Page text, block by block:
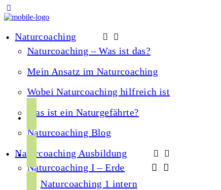
Naturcoaching
Naturcoaching – Was ist das?
Mein Ansatz im Naturcoaching
Wobei Naturcoaching hilfreich ist
Was ist ein Naturgefährte?
Naturcoaching Blog
Naturcoaching Ausbildung
Naturcoaching I – Erde
Naturcoaching 1 intern
c
b
o
n
s